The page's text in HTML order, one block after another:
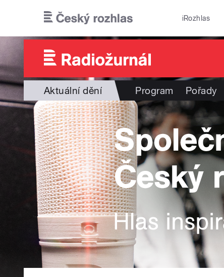
iRozhlas
Aktuální dění Program Pořady